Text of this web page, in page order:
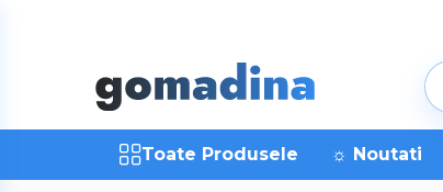
Trackere GPS
Inele smart
Toate Produsele ☼ Noutati